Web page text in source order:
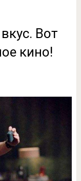
Вот
кино!